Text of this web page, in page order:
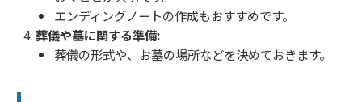
エンディングノートの作成もおすすめです。
葬儀や墓に関する準備:
葬儀の形式や、お墓の場所などを決めておきます。